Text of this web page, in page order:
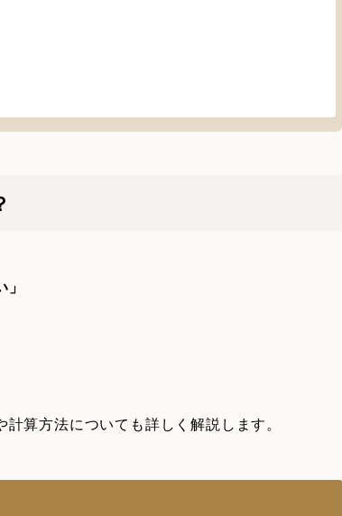
算方法についても詳しく解説します。